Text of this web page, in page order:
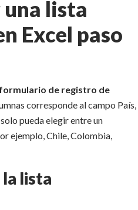
una lista
Excel paso
formulario de registro de
corresponde al campo País,
pueda elegir entre un
ejemplo, Chile, Colombia,
la lista